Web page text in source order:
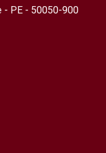
- PE - 50050-900